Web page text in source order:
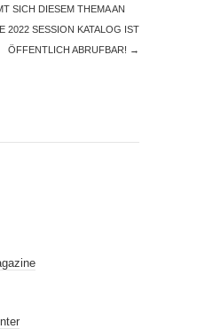
SICH DIESEM THEMA AN
2022 SESSION KATALOG IST
ÖFFENTLICH ABRUFBAR! →